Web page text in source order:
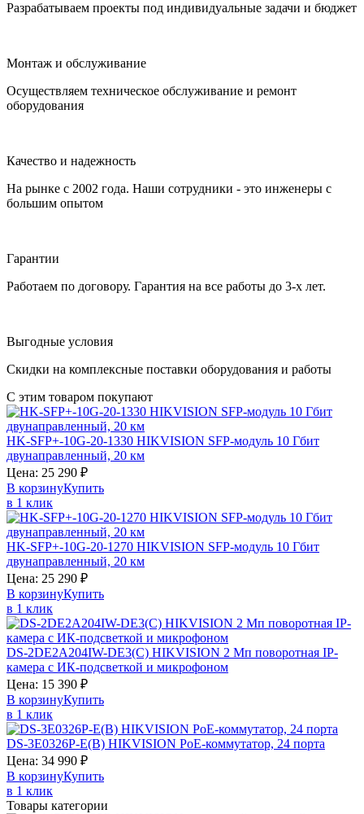
Разрабатываем проекты под индивидуальные задачи и бюджет
Монтаж и обслуживание
Осуществляем техническое обслуживание и ремонт
оборудования
Качество и надежность
На рынке с 2002 года. Наши сотрудники - это инженеры с
большим опытом
Гарантии
Работаем по договору. Гарантия на все работы до 3-х лет.
Выгодные условия
Скидки на комплексные поставки оборудования и работы
С этим товаром покупают
HK-SFP+-10G-20-1330 HIKVISION SFP-модуль 10 Гбит
двунаправленный, 20 км
Цена: 25 290 ₽
В корзинуКупить
в 1 клик
HK-SFP+-10G-20-1270 HIKVISION SFP-модуль 10 Гбит
двунаправленный, 20 км
Цена: 25 290 ₽
В корзинуКупить
в 1 клик
DS-2DE2A204IW-DE3(C) HIKVISION 2 Мп поворотная IP-
камера с ИК-подсветкой и микрофоном
Цена: 15 390 ₽
В корзинуКупить
в 1 клик
DS-3E0326P-E(B) HIKVISION PoE-коммутатор, 24 порта
Цена: 34 990 ₽
В корзинуКупить
в 1 клик
Товары категории